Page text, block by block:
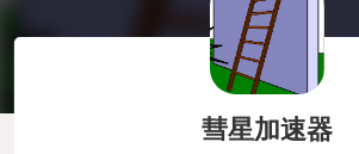
彗星加速器